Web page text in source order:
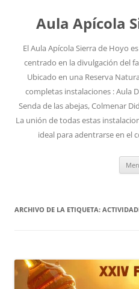
Aula Apícola
El Aula Apícola Sierra de Hoyo
centrado en la divulgación del
Ubicado en una Reserva
completas instalaciones : Aula
Senda de las abejas, Colmenar
La unión de todas estas
ideal para adentrarse en el
ARCHIVO DE LA ETIQUETA: